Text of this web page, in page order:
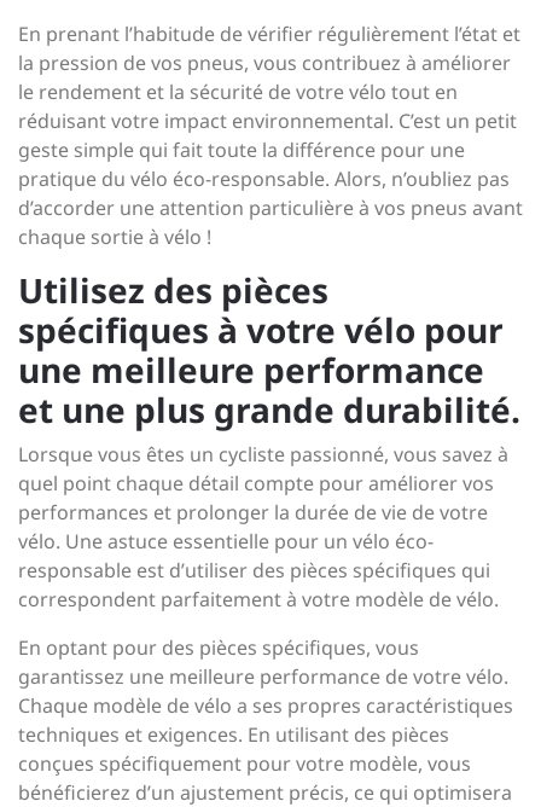
En prenant l’habitude de vérifier régulièrement l’état et
la pression de vos pneus, vous contribuez à améliorer
le rendement et la sécurité de votre vélo tout en
réduisant votre impact environnemental. C’est un petit
geste simple qui fait toute la différence pour une
pratique du vélo éco-responsable. Alors, n’oubliez pas
d’accorder une attention particulière à vos pneus avant
chaque sortie à vélo !
Utilisez des pièces
spécifiques à votre vélo pour
une meilleure performance
et une plus grande durabilité.
Lorsque vous êtes un cycliste passionné, vous savez à
quel point chaque détail compte pour améliorer vos
performances et prolonger la durée de vie de votre
vélo. Une astuce essentielle pour un vélo éco-
responsable est d’utiliser des pièces spécifiques qui
correspondent parfaitement à votre modèle de vélo.
En optant pour des pièces spécifiques, vous
garantissez une meilleure performance de votre vélo.
Chaque modèle de vélo a ses propres caractéristiques
techniques et exigences. En utilisant des pièces
conçues spécifiquement pour votre modèle, vous
bénéficierez d’un ajustement précis, ce qui optimisera